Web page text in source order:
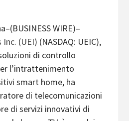
WIRE)–
Inc. (UEI) (NASDAQ: UEIC),
di controllo
l’intrattenimento
smart home, ha
di telecomunicazioni
di servizi innovativi di